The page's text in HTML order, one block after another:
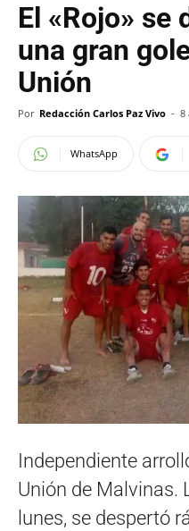
El «Rojo» se
una gran
Unión
Por Redacción Carlos Paz Vivo - 8
WhatsApp
Independiente
Unión de Malvinas.
lunes, se despertó